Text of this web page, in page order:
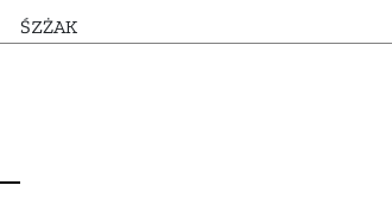
ŚZŻAK